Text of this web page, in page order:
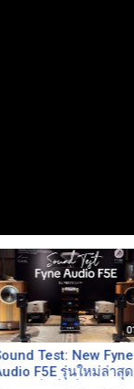
Test: New Fyne
F5E รุ่นใหม่ล่าสุด